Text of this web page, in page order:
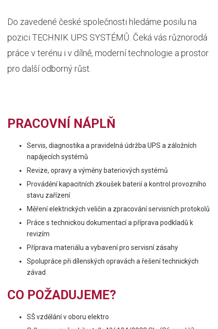
Do zavedené české společnosti hledáme posilu na
pozici TECHNIK UPS SYSTÉMŮ. Čeká vás různorodá
práce v terénu i v dílně, moderní technologie a prostor
pro další odborný růst.
PRACOVNÍ NÁPLŇ
Servis, diagnostika a pravidelná údržba UPS a záložních
napájecích systémů
Revize, opravy a výměny bateriových systémů
Provádění kapacitních zkoušek baterií a kontrol provozního
stavu zařízení
Měření elektrických veličin a zpracování servisních protokolů
Práce s technickou dokumentací a příprava podkladů k
revizím
Příprava materiálu a vybavení pro servisní zásahy
Spolupráce při dílenských opravách a řešení technických
závad
CO POŽADUJEME?
SŠ vzdělání v oboru elektro